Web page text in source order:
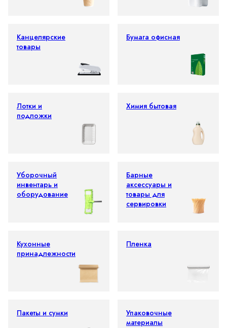
Канцелярские
товары
Бумага офисная
Лотки и
подложки
Химия бытовая
Уборочный
инвентарь и
оборудование
Барные
аксессуары и
товары для
сервировки
Кухонные
принадлежности
Пленка
Пакеты и сумки
Упаковочные
материалы